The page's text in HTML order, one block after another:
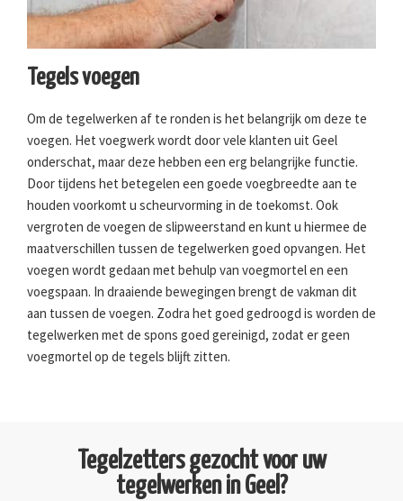
Tegels voegen
Om de tegelwerken af te ronden is het belangrijk om deze te
voegen. Het voegwerk wordt door vele klanten uit Geel
onderschat, maar deze hebben een erg belangrijke functie.
Door tijdens het betegelen een goede voegbreedte aan te
houden voorkomt u scheurvorming in de toekomst. Ook
vergroten de voegen de slipweerstand en kunt u hiermee de
maatverschillen tussen de tegelwerken goed opvangen. Het
voegen wordt gedaan met behulp van voegmortel en een
voegspaan. In draaiende bewegingen brengt de vakman dit
aan tussen de voegen. Zodra het goed gedroogd is worden de
tegelwerken met de spons goed gereinigd, zodat er geen
voegmortel op de tegels blijft zitten.
Tegelzetters gezocht voor uw
tegelwerken in Geel?